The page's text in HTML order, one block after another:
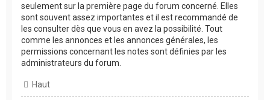
seulement sur la première page du forum concerné. Elles
sont souvent assez importantes et il est recommandé de
les consulter dès que vous en avez la possibilité. Tout
comme les annonces et les annonces générales, les
permissions concernant les notes sont définies par les
administrateurs du forum.
Haut